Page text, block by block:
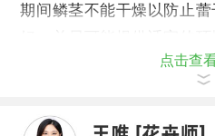
期间鳞茎不能干燥以防止
点击查